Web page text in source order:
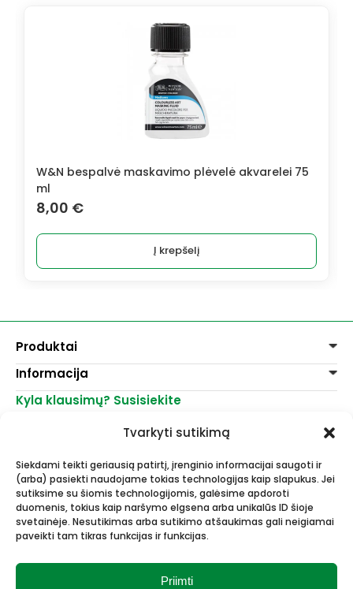
Tvarkyti sutikimą
Siekdami teikti geriausią patirtį, įrenginio informacijai saugoti ir
(arba) pasiekti naudojame tokias technologijas kaip slapukus. Jei
sutiksime su šiomis technologijomis, galėsime apdoroti
duomenis, tokius kaip naršymo elgsena arba unikalūs ID šioje
svetainėje. Nesutikimas arba sutikimo atšaukimas gali neigiamai
paveikti tam tikras funkcijas ir funkcijas.
Priimti
W&N bespalvė maskavimo plėvelė akvarelei 75
ml
8,00 €
Į krepšelį
Produktai
Dažai
Dekoravimui
Lakai, skiedikliai
Akvarelinis popierius
Molbertai
Keramikams ir skulptoriams
FIMO modelinas
Drobės, porėmiai
Mokyklinės ir biuro prekės
Rėmai ir rėminimas
Informacija
Pirkimo taisyklės
Parduotuvės
Kyla klausimų? Susisiekite
info@menomuza.lt
Dailės, dailininkų reikmenys -
didmeninė ir mažmeninė prekyba.
Esame Stipriausi Lietuvoje 2023
metais.